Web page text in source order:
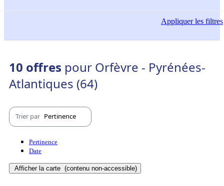
Appliquerles filtres
10 offres pour Orfèvre - Pyrénées-
Atlantiques (64)
Trier par Pertinence
Pertinence
Date
Afficher la carte (contenu non-accessible)